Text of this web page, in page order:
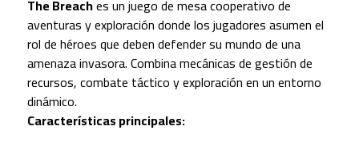
The Breaches un juego de mesa cooperativo de
aventuras y exploración donde los jugadores asumen el
rol de héroes que deben defender su mundo de una
amenaza invasora. Combina mecánicas de gestión de
recursos, combate táctico y exploración en un entorno
dinámico.
Características principales: